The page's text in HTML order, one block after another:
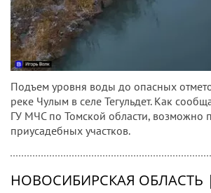
Подъем уровня воды до опасных
реке Чулым в селе Тегульдет. Как
ГУ МЧС по Томской области, возможно
приусадебных участков.
НОВОСИБИРСКАЯ ОБЛАСТЬ |